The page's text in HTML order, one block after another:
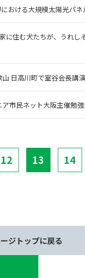
おける大規模太陽光パ
に住む犬たちが、うれ
山 日高川町で室谷会長講
ア市民ネット大阪主催勉
12 13 14
ジトップに戻る